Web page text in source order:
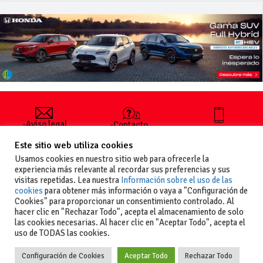
-Aviso legal
generales
de uso
-Política de
privacidad
-Política de
cookies
-Contacto
publicar un
anuncio
-Vende+
+34 627 35
Este sitio web utiliza cookies
Usamos cookies en nuestro sitio web para ofrecerle la
experiencia más relevante al recordar sus preferencias y sus
visitas repetidas. Lea nuestra Información sobre el uso de las
cookies para obtener más información o vaya a "Configuración de
Cookies" para proporcionar un consentimiento controlado. Al
hacer clic en "Rechazar Todo", acepta el almacenamiento de solo
las cookies necesarias. Al hacer clic en "Aceptar Todo", acepta el
uso de TODAS las cookies.
Configuración de Cookies Aceptar Todo Rechazar Todo